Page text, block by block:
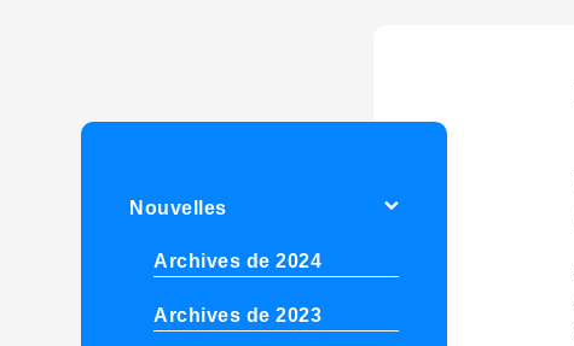
Nouvelles
Archives de 2024
Archives de 2023